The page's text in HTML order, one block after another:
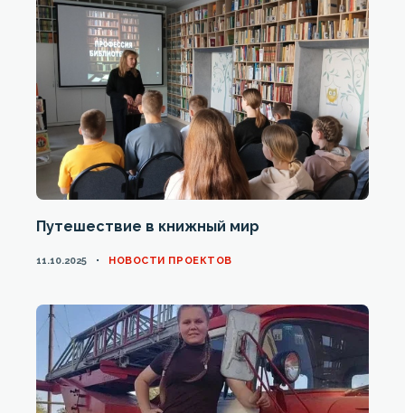
Путешествие в книжный мир
11.10.2025 CATEGORIES
НОВОСТИ ПРОЕКТОВ